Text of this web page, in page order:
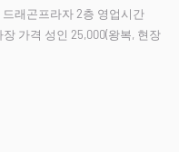
래곤프라자 2층 영업시간
가격 성인 25,000(왕복, 현장